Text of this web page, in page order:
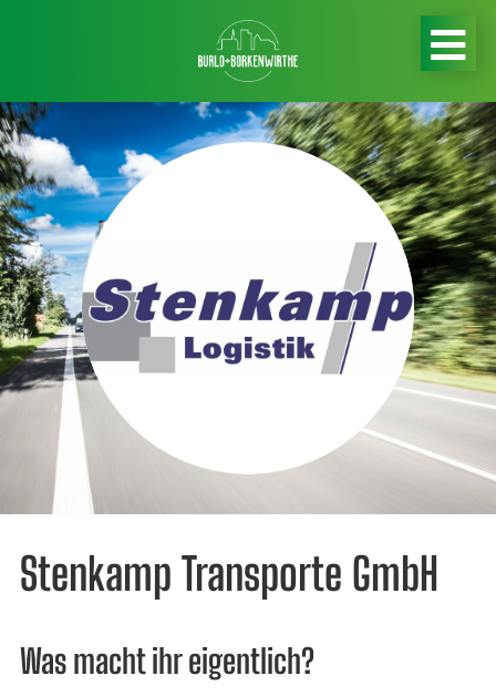
Stenkamp Transporte GmbH
Was macht ihr eigentlich?